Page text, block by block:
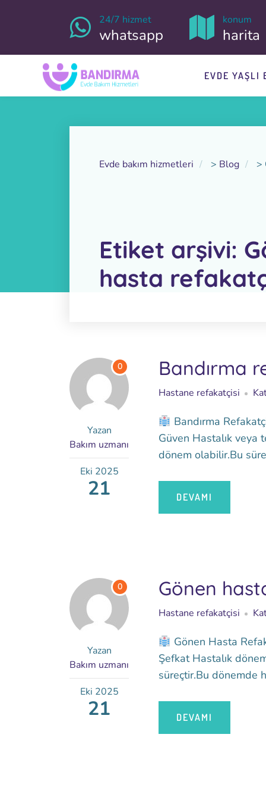
24/7 hizmet
whatsapp
konum
harita
EVDE YAŞLI
Evde bakım hizmetleri > Blog >
Etiket arşivi:
hasta
0
Yazan
Bakım uzmanı
Eki 2025
21
Bandırma
Hastane refakatçisi
Bandırma
Güven Hastalık veya
dönem olabilir.Bu
DEVAMI
0
Yazan
Bakım uzmanı
Eki 2025
21
Gönen
Hastane refakatçisi
Gönen Hasta
Şefkat Hastalık
süreçtir.Bu dönemde
DEVAMI